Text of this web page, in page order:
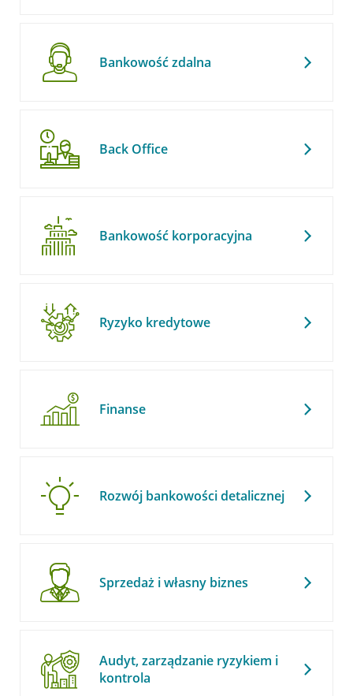
Bankowość zdalna
Back Office
Bankowość korporacyjna
Ryzyko kredytowe
Finanse
Rozwój bankowości detalicznej
Sprzedaż i własny biznes
Audyt, zarządzanie ryzykiem i
kontrola